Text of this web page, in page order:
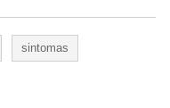
sintomas